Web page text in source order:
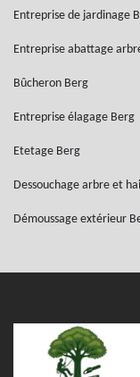
Entreprise de jardinage
Entreprise abattage
Bûcheron Berg
Entreprise élagage Berg
Etetage Berg
Dessouchage arbre et
Démoussage extérieur